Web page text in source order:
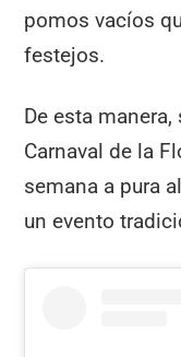
pomos vacíos
festejos.
De esta
Carnaval de la
semana a pura
un evento